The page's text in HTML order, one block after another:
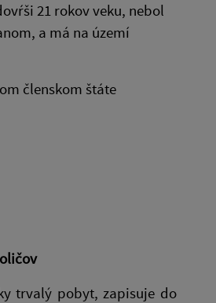
21 rokov veku, nebol
a má na území
členskom štáte
trvalý pobyt, zapisuje do